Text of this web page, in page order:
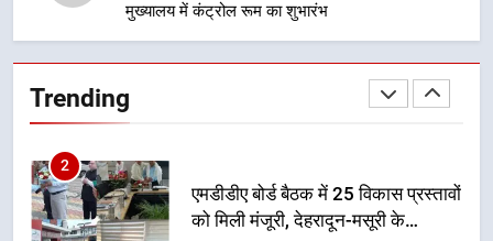
मुख्यालय में कंट्रोल रूम का शुभारंभ
Trending
भारी से बहुत भारी वर्षा की चेतावनी के बीच
2
एमडीडीए बोर्ड बैठक में 25 विकास प्रस्तावों
को मिली मंजूरी, देहरादून-मसूरी के